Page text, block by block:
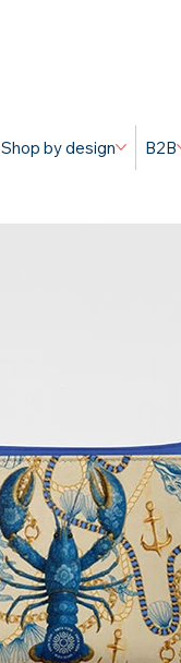
Shop by design B2B